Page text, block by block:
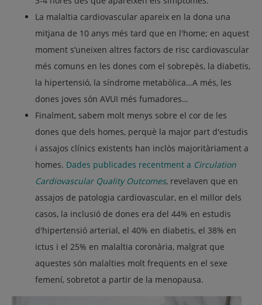
La malaltia cardiovascular apareix en la dona una
mitjana de 10 anys més tard que en l'home; en aquest
moment s’uneixen altres factors de risc cardiovascular
més comuns en les dones com el sobrepès, la diabetis,
la hipertensió, la síndrome metabòlica…A més, les
dones joves són AVUI més fumadores…
Finalment, sabem molt menys sobre el cor de les
dones que dels homes, perquè la major part d'estudis
i assajos clínics existents han inclòs majoritàriament a
homes. Dades publicades recentment a Circulation
Cardiovascular Quality Outcomes, revelaven que en
assajos de patologia cardiovascular, en el millor dels
casos, la inclusió de dones era del 44% en estudis
d'hipertensió arterial, el 40% en diabetis, el 38% en
ictus i el 25% en malaltia coronària, malgrat que
aquestes són malalties molt freqüents en el sexe
femení, sobretot a partir de la menopausa.